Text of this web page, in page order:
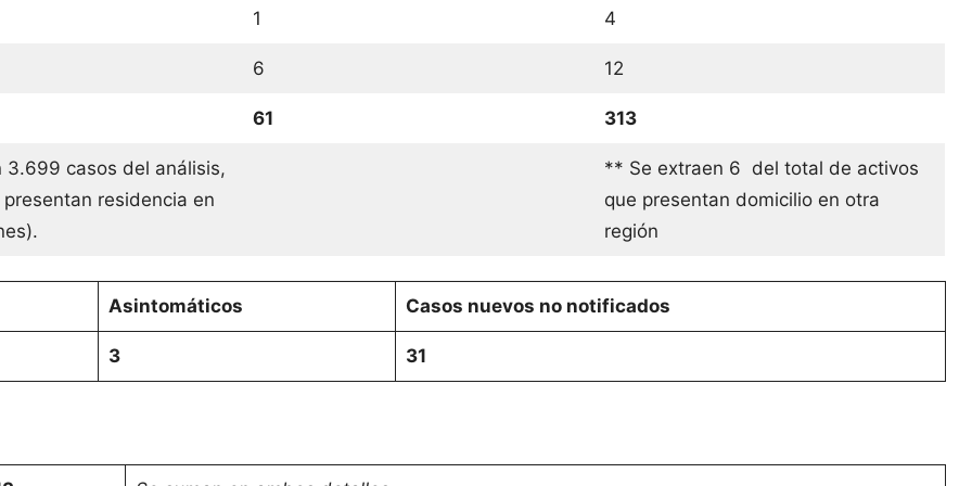
1 4
6 12
61 313
3.699 casos del análisis,
residencia en
** Se extraen 6 del total de activos
que presentan domicilio en otra
región
Asintomáticos Casos nuevos no notificados
3 31